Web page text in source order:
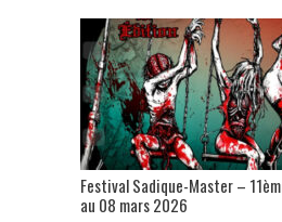
Festival Sadique-Master –
au 08 mars 2026